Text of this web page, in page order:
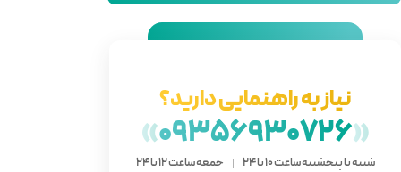
»
ساعت 12 تا 24